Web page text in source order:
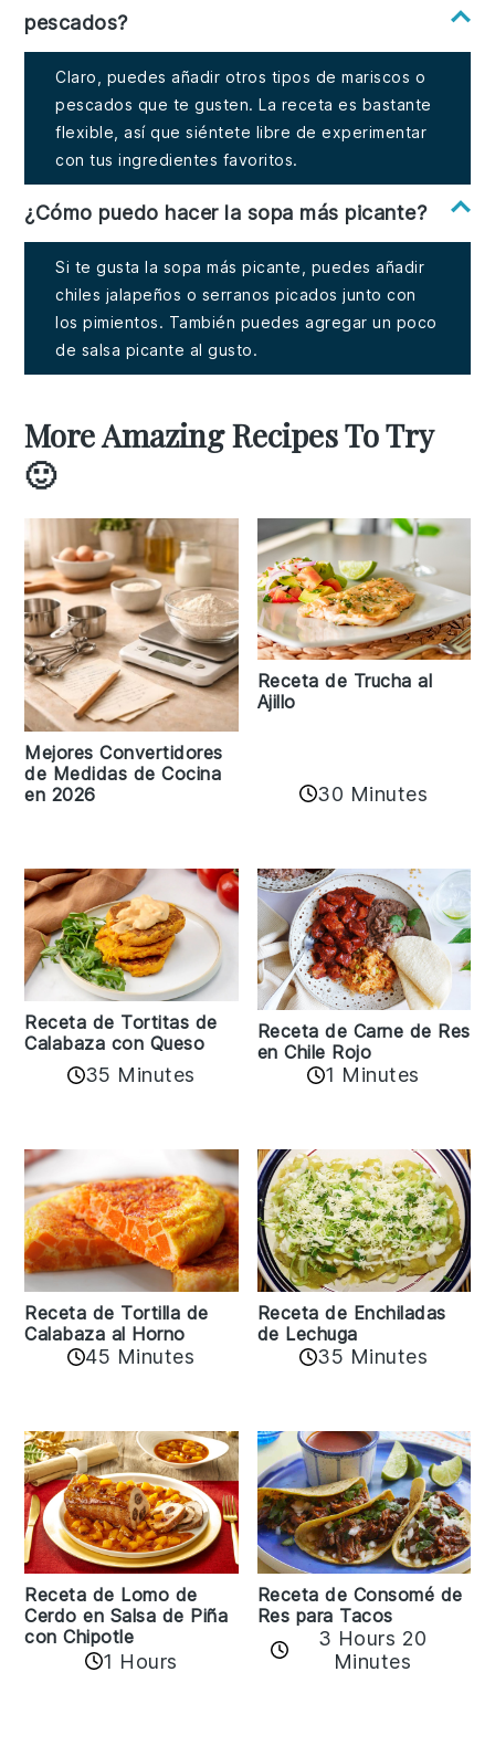
pescados?
Claro, puedes añadir otros tipos de mariscos o
pescados que te gusten. La receta es bastante
flexible, así que siéntete libre de experimentar
con tus ingredientes favoritos.
¿Cómo puedo hacer la sopa más picante?
Si te gusta la sopa más picante, puedes añadir
chiles jalapeños o serranos picados junto con
los pimientos. También puedes agregar un poco
de salsa picante al gusto.
More Amazing Recipes To Try
🙂
Mejores Convertidores
de Medidas de Cocina
en 2026
Receta de Trucha al
Ajillo
30 Minutes
Receta de Tortitas de
Calabaza con Queso
35 Minutes
Receta de Carne de Res
en Chile Rojo
1 Minutes
Receta de Tortilla de
Calabaza al Horno
45 Minutes
Receta de Enchiladas
de Lechuga
35 Minutes
Receta de Lomo de
Cerdo en Salsa de Piña
con Chipotle
1 Hours
Receta de Consomé de
Res para Tacos
3 Hours 20
Minutes